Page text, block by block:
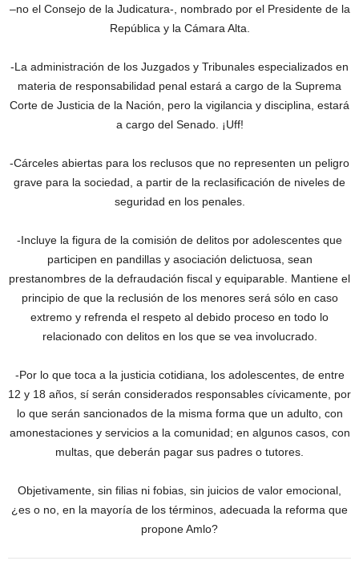
–no el Consejo de la Judicatura-, nombrado por el Presidente de la
República y la Cámara Alta.
-La administración de los Juzgados y Tribunales especializados en
materia de responsabilidad penal estará a cargo de la Suprema
Corte de Justicia de la Nación, pero la vigilancia y disciplina, estará
a cargo del Senado. ¡Uff!
-Cárceles abiertas para los reclusos que no representen un peligro
grave para la sociedad, a partir de la reclasificación de niveles de
seguridad en los penales.
-Incluye la figura de la comisión de delitos por adolescentes que
participen en pandillas y asociación delictuosa, sean
prestanombres de la defraudación fiscal y equiparable. Mantiene el
principio de que la reclusión de los menores será sólo en caso
extremo y refrenda el respeto al debido proceso en todo lo
relacionado con delitos en los que se vea involucrado.
-Por lo que toca a la justicia cotidiana, los adolescentes, de entre
12 y 18 años, sí serán considerados responsables cívicamente, por
lo que serán sancionados de la misma forma que un adulto, con
amonestaciones y servicios a la comunidad; en algunos casos, con
multas, que deberán pagar sus padres o tutores.
Objetivamente, sin filias ni fobias, sin juicios de valor emocional,
¿es o no, en la mayoría de los términos, adecuada la reforma que
propone Amlo?